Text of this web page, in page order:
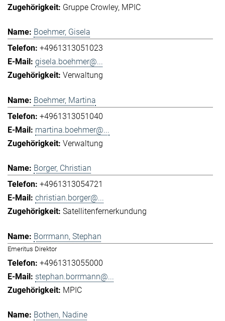
Gruppe Crowley MPIC
Boehmer, Gisela
+4961313051023
gisela.boehmer@...
Verwaltung
Boehmer, Martina
+4961313051040
martina.boehmer@...
Verwaltung
Borger, Christian
+4961313054721
christian.borger@...
Satellitenfernerkundung
Borrmann, Stephan
Emeritus Direktor
+4961313055000
stephan.borrmann@...
MPIC
Bothen, Nadine